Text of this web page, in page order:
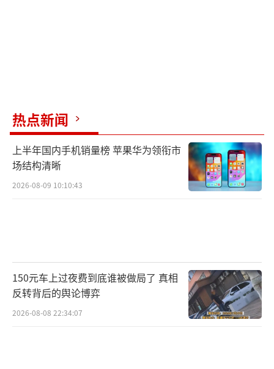
热点新闻
上半年国内手机销量榜 苹果华为领衔市
场结构清晰
2026-08-09 10:10:43
150元车上过夜费到底谁被做局了 真相
反转背后的舆论博弈
2026-08-08 22:34:07